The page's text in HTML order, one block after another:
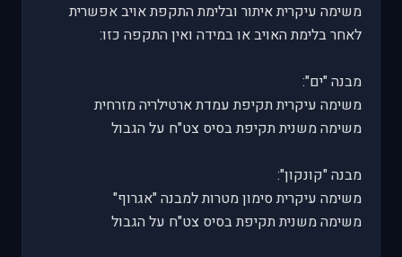
משימה עיקרית איתור ובלימת התקפת אויב אפשרית
לאחר בלימת האויב או במידה ואין התקפה כזו:
מבנה "ים":
משימה עיקרית תקיפת עמדת ארטילריה מזרחית
משימה משנית תקיפת בסיס צט"ח על הגבול
מבנה "קונקון":
משימה עיקרית סימון מטרות למבנה "אגרוף"
משימה משנית תקיפת בסיס צט"ח על הגבול